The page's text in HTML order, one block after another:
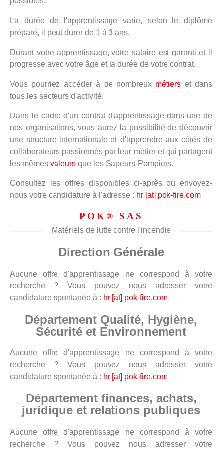
La durée de l'apprentissage varie, selon le diplôme
préparé, il peut durer de 1 à 3 ans.
Durant votre apprentissage, votre salaire est garanti et il
progresse avec votre âge et la durée de votre contrat.
Vous pourriez accéder à de nombreux métiers et dans
tous les secteurs d'activité.
Dans le cadre d'un contrat d'apprentissage dans une de
nos organisations, vous aurez la possibilité de découvrir
une structure internationale et d'apprendre aux côtés de
collaborateurs passionnés par leur métier et qui partagent
les mêmes valeurs que les Sapeurs-Pompiers.
Consultez les offres disponibles ci-après ou envoyez-
nous votre candidature à l'adresse : hr [at] pok-fire.com
POK® SAS
Matériels de lutte contre l'incendie
Direction Générale
Aucune offre d'apprentissage ne correspond à votre
recherche ? Vous pouvez nous adresser votre
candidature spontanée à : hr [at] pok-fire.com
Département Qualité, Hygiène,
Sécurité et Environnement
Aucune offre d'apprentissage ne correspond à votre
recherche ? Vous pouvez nous adresser votre
candidature spontanée à : hr [at] pok-fire.com
Département finances, achats,
juridique et relations publiques
Aucune offre d'apprentissage ne correspond à votre
recherche ? Vous pouvez nous adresser votre